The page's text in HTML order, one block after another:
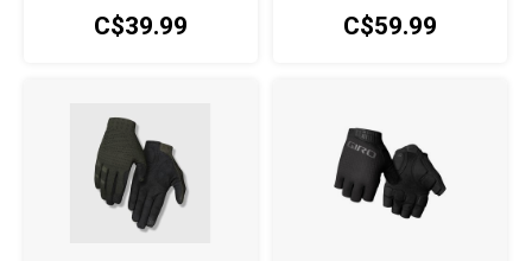
C$39.99
vulnérables des mains.
C$59.99